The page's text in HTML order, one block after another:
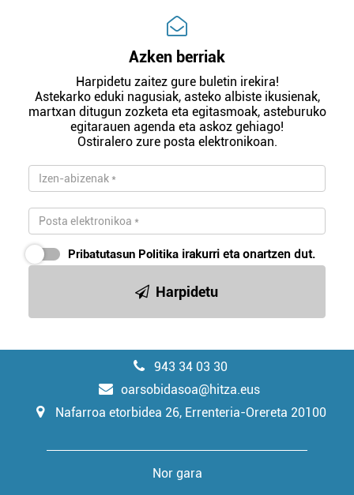
Azken berriak
Harpidetu zaitez gure buletin irekira!
Astekarko eduki nagusiak, asteko albiste ikusienak,
martxan ditugun zozketa eta egitasmoak, asteburuko
egitarauen agenda eta askoz gehiago!
Ostiralero zure posta elektronikoan.
Pribatutasun Politika irakurri eta onartzen dut.
Harpidetu
943 34 03 30
oarsobidasoa@hitza.eus
Nafarroa etorbidea 26, Errenteria-Orereta 20100
Nor gara